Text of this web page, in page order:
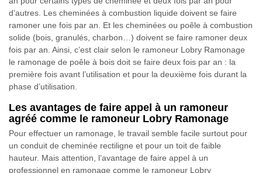
d’autres. Les cheminées à combustion liquide doivent se faire
ramoner une fois par an. Et les cheminées ou poêle à combustion
solide (bois, granulés, charbon…) doivent se faire ramoner deux
fois par an. Ainsi, c’est clair selon le ramoneur Lobry Ramonage
le ramonage de poêle à bois doit se faire deux fois par an : la
première fois avant l’utilisation et pour la deuxième fois durant la
phase d’utilisation.
Les avantages de faire appel à un ramoneur
agréé comme le ramoneur Lobry Ramonage
Pour effectuer un ramonage, le travail semble facile surtout pour
un conduit de cheminée rectiligne et pour un toit de faible
hauteur. Mais attention, l’avantage de faire appel à un
professionnel en ramonage comme le ramoneur Lobry